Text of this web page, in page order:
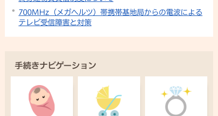
700MHz（メガヘルツ）帯携帯基地局からの電波による
テレビ受信障害と対策
手続きナビゲーション